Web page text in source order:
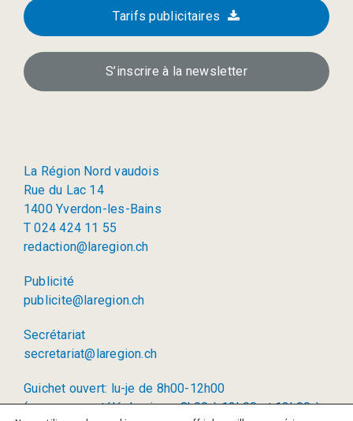
Tarifs publicitaires
S’inscrire à la newsletter
La Région Nord vaudois
Rue du Lac 14
1400 Yverdon-les-Bains
T 024 424 11 55
redaction@laregion.ch
Publicité
publicite@laregion.ch
Secrétariat
secretariat@laregion.ch
Guichet ouvert: lu-je de 8h00-12h00
(permanence téléphonique: 8h00 à 12h00 et 13h00 à